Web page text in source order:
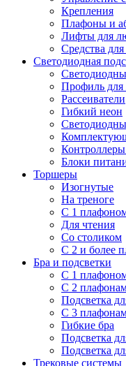
Крепления
Плафоны и
Лифты для
Средства
Светодиодная
Профиль для
Рассеиватели
Гибкий неон
Блоки
Торшеры
Изогнутые
На треноге
С 1
Для чтения
Со столиком
С 2 и более
Бра и подсветки
С 1
С 2
Подсветка
С 3
Гибкие бра
Подсветка
Подсветка
Трековые системы